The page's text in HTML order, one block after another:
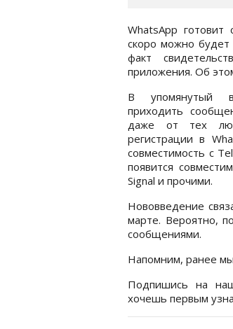
WhatsApp
скоро можно будет
факт
приложения. Об
В упомянутый
приходить
даже от тех
регистрации в
совместимость с
появится
Signal и прочими.
Нововведение
марте. Вероятно,
сообщениями.
Напомним, ранее мы
Подпишись на
хочешь первым